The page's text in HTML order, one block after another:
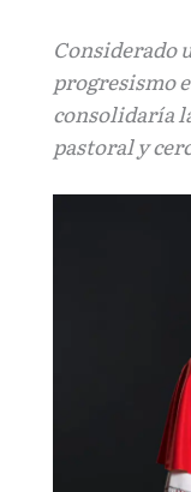
Considerado
progresismo
consolidaría
pastoral y